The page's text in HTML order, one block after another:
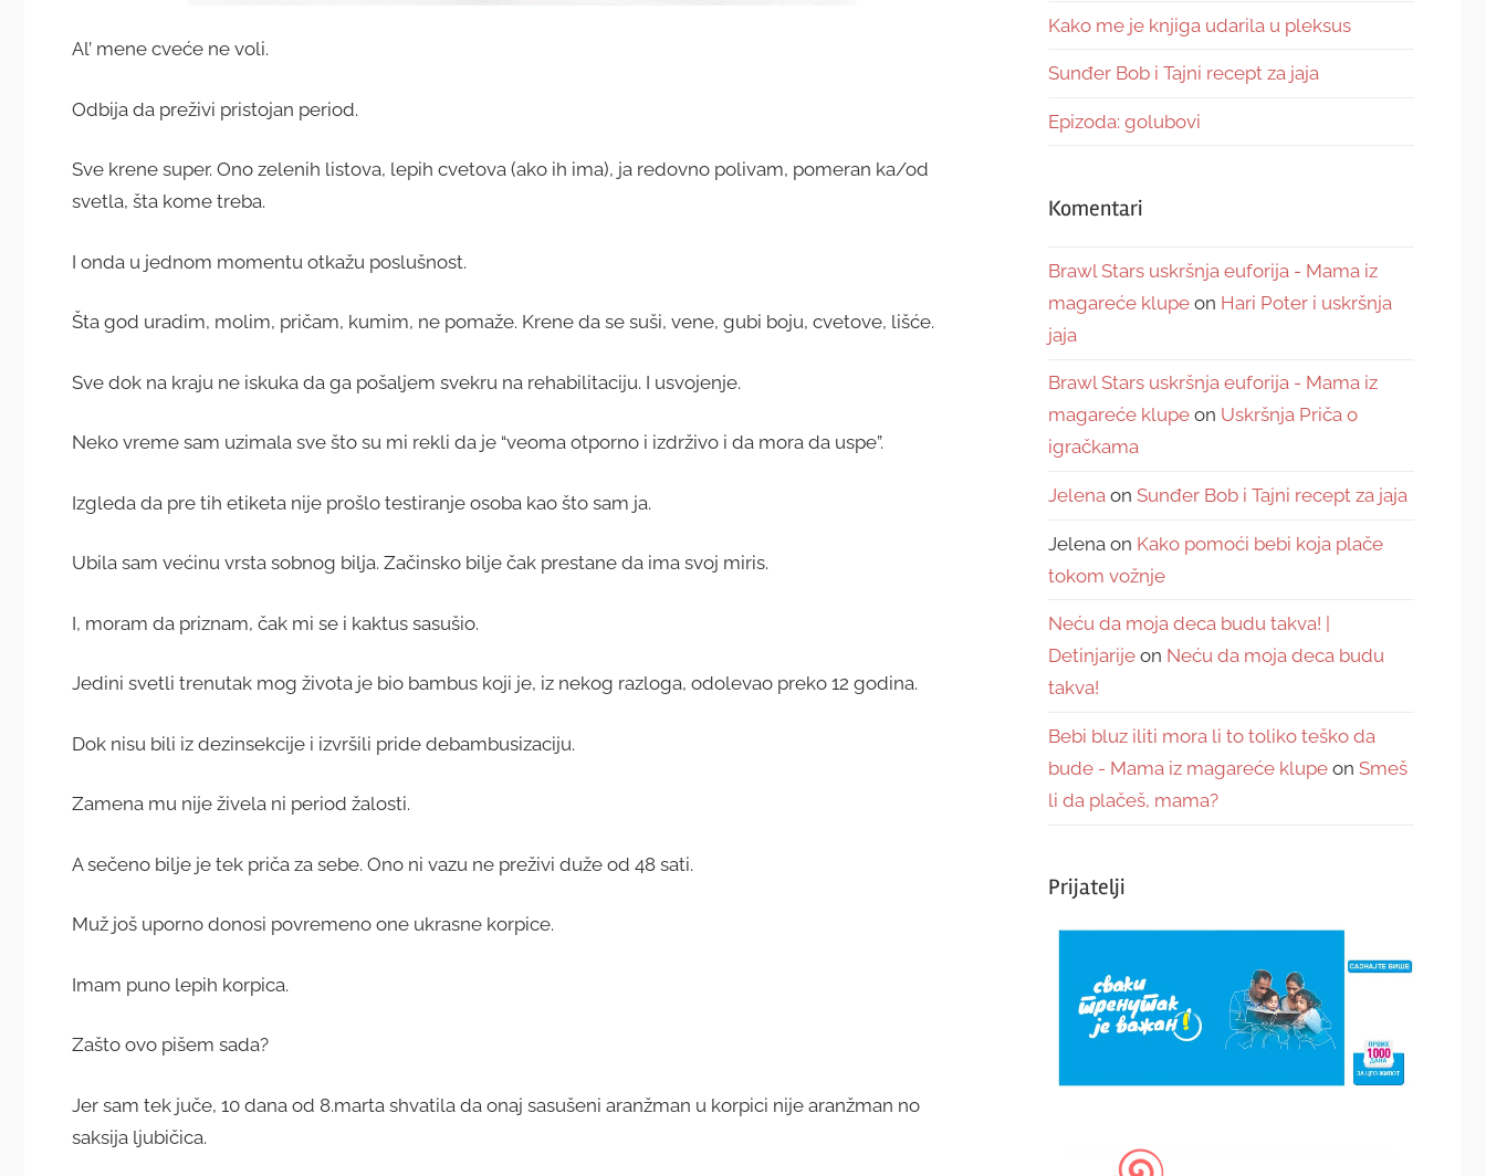
Al’ mene cveće ne voli.
Odbija da preživi pristojan period.
Sve krene super. Ono zelenih listova, lepih cvetova (ako ih ima), ja redovno polivam, pomeran ka/od
svetla, šta kome treba.
I onda u jednom momentu otkažu poslušnost.
Šta god uradim, molim, pričam, kumim, ne pomaže. Krene da se suši, vene, gubi boju, cvetove, lišće.
Sve dok na kraju ne iskuka da ga pošaljem svekru na rehabilitaciju. I usvojenje.
Neko vreme sam uzimala sve što su mi rekli da je “veoma otporno i izdrživo i da mora da uspe”.
Izgleda da pre tih etiketa nije prošlo testiranje osoba kao što sam ja.
Ubila sam većinu vrsta sobnog bilja. Začinsko bilje čak prestane da ima svoj miris.
I, moram da priznam, čak mi se i kaktus sasušio.
Jedini svetli trenutak mog života je bio bambus koji je, iz nekog razloga, odolevao preko 12 godina.
Dok nisu bili iz dezinsekcije i izvršili pride debambusizaciju.
Zamena mu nije živela ni period žalosti.
A sečeno bilje je tek priča za sebe. Ono ni vazu ne preživi duže od 48 sati.
Muž još uporno donosi povremeno one ukrasne korpice.
Imam puno lepih korpica.
Zašto ovo pišem sada?
Jer sam tek juče, 10 dana od 8.marta shvatila da onaj sasušeni aranžman u korpici nije aranžman no
saksija ljubičica.
Kako me je knjiga udarila u pleksus
Sunđer Bob i Tajni recept za jaja
Epizoda: golubovi
Komentari
Brawl Stars uskršnja euforija - Mama iz
magareće klupe on Hari Poter i uskršnja
jaja
Brawl Stars uskršnja euforija - Mama iz
magareće klupe on Uskršnja Priča o
igračkama
Jelena on Sunđer Bob i Tajni recept za jaja
Jelena on Kako pomoći bebi koja plače
tokom vožnje
Neću da moja deca budu takva! |
Detinjarije on Neću da moja deca budu
takva!
Bebi bluz iliti mora li to toliko teško da
bude - Mama iz magareće klupe on Smeš
li da plačeš, mama?
Prijatelji